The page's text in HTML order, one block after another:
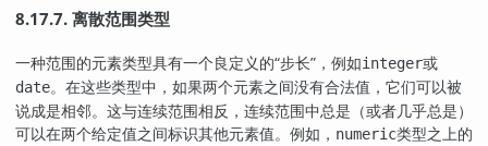
8.17.7. 离散范围类型
一种范围的元素类型具有一个良定义的“步长” ，例如integer或
date。在这些类型中，如果两个元素之间没有合法值，它们可以被
说成是相邻。这与连续范围相反，连续范围中总是（或者几乎总是）
可以在两个给定值之间标识其他元素值。例如， numeric类型之上的